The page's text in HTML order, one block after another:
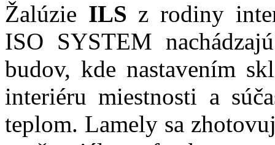
Žalúzie ILS z rodiny
ISO SYSTEM
budov, kde nastavením
interiéru miestnosti a
teplom. Lamely sa